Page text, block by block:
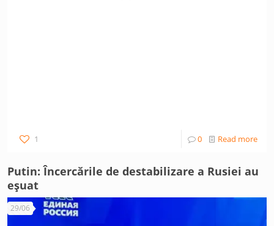
1 0 Read more
Putin: Încercările de destabilizare a Rusiei au
eșuat
29/06